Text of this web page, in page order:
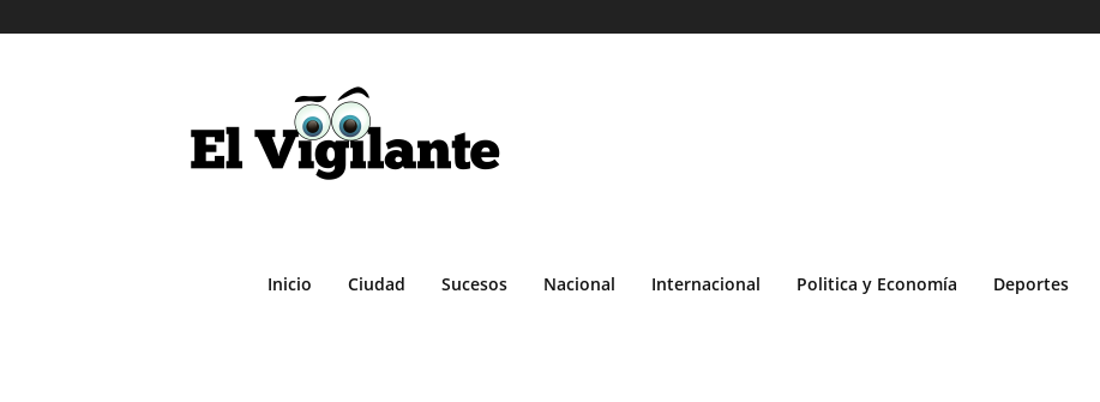
Inicio Ciudad Sucesos Nacional Internacional Politica y Economía Deportes